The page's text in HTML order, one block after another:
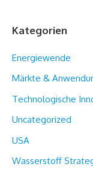
Kategorien
Energiewende
Märkte &
Technologische
Uncategorized
USA
Wasserstoff